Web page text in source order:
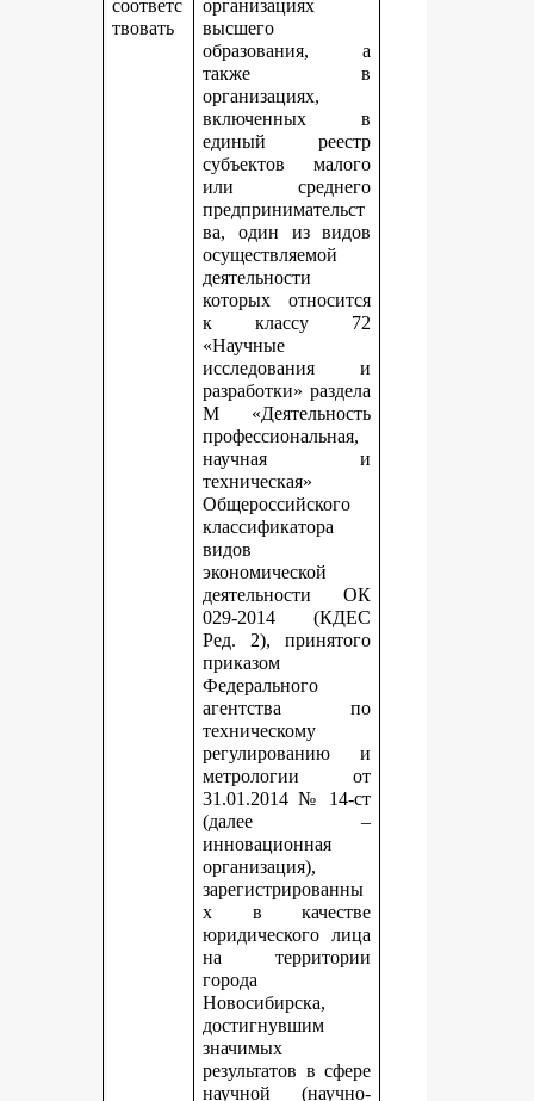
соответс
твовать
организациях
высшего
образования, а
также в
организациях,
включенных в
единый реестр
субъектов малого
или среднего
предпринимательст
ва, один из видов
осуществляемой
деятельности
которых относится
к классу 72
«Научные
исследования и
разработки» раздела
М «Деятельность
профессиональная,
научная и
техническая»
Общероссийского
классификатора
видов
экономической
деятельности ОК
029-2014 (КДЕС
Ред. 2), принятого
приказом
Федерального
агентства по
техническому
регулированию и
метрологии от
31.01.2014 № 14-ст
(далее –
инновационная
организация),
зарегистрированны
х в качестве
юридического лица
на территории
города
Новосибирска,
достигнувшим
значимых
результатов в сфере
научной (научно-